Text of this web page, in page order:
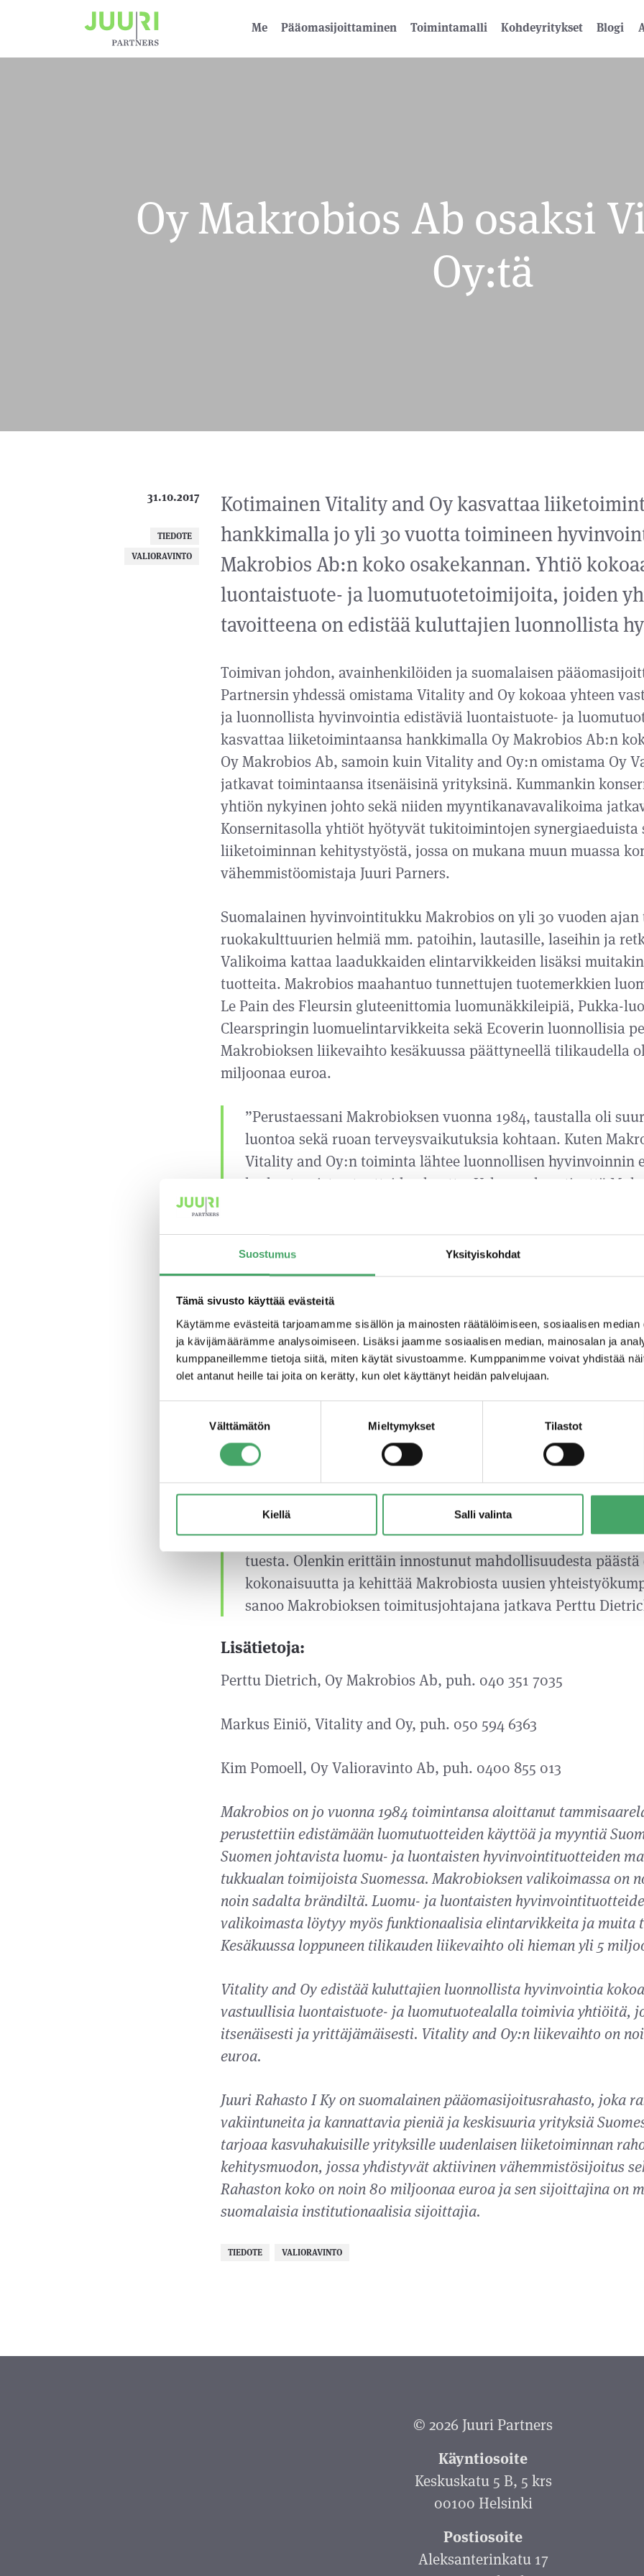
Suostumus Yksityiskohdat
Tämä sivusto käyttää evästeitä
Käytämme evästeitä tarjoamamme sisällön ja mainosten räätälöimiseen, sosiaalisen
ja kävijämäärämme analysoimiseen. Lisäksi jaamme sosiaalisen median, mainosalan ja
kumppaneillemme tietoja siitä, miten käytät sivustoamme. Kumppanimme voivat yhdistää
olet antanut heille tai joita on kerätty, kun olet käyttänyt heidän palvelujaan.
Välttämätön Mieltymykset Tilastot
Kiellä Salli valinta
Me Pääoma­sijoittaminen Toimintamalli Kohdeyritykset Blogi
Oy Makrobios Ab osaksi
Oy:tä
31.10.2017
TIEDOTE
VALIORAVINTO
Kotimainen Vitality and Oy kasvattaa
hankkimalla jo yli 30 vuotta toimineen
Makrobios Ab:n koko osakekannan. Yhtiö
luontaistuote- ja luomutuotetoimijoita, joiden
tavoitteena on edistää kuluttajien luonnollista
Toimivan johdon, avainhenkilöiden ja suomalaisen
Partnersin yhdessä omistama Vitality and Oy kokoaa yhteen
ja luonnollista hyvinvointia edistäviä luontaistuote- ja
kasvattaa liiketoimintaansa hankkimalla Oy Makrobios Ab:n
Oy Makrobios Ab, samoin kuin Vitality and Oy:n omistama Oy
jatkavat toimintaansa itsenäisinä yrityksinä. Kummankin
yhtiön nykyinen johto sekä niiden myyntikanavavalikoima
Konsernitasolla yhtiöt hyötyvät tukitoimintojen synergiaeduista
liiketoiminnan kehitystyöstä, jossa on mukana muun muassa
vähemmistöomistaja Juuri Parners.
Suomalainen hyvinvointitukku Makrobios on yli 30 vuoden
ruokakulttuurien helmiä mm. patoihin, lautasille, laseihin ja
Valikoima kattaa laadukkaiden elintarvikkeiden lisäksi
tuotteita. Makrobios maahantuo tunnettujen tuotemerkkien
Le Pain des Fleursin gluteenittomia luomunäkkileipiä, Pukka-
Clearspringin luomuelintarvikkeita sekä Ecoverin luonnollisia
Makrobioksen liikevaihto kesäkuussa päättyneellä tilikaudella
miljoonaa euroa.
”Perustaessani Makrobioksen vuonna 1984, taustalla oli
luontoa sekä ruoan terveysvaikutuksia kohtaan. Kuten
Vitality and Oy:n toiminta lähtee luonnollisen hyvinvoinnin
korkeatasoisten tuotteiden kautta. Uskon vahvasti, että
Vitality and Oy:tä pystyy vastaamaan entistä paremmin
Makrobioksen perustaja Henrik Nyberg, joka jatkaa Vitality
tuotekehityksessä neuvonantajan roolissa.
”Ihmisten kiinnostus ravinnon terveysvaikutuksia kohtaan
yhä useampi haluaa varmistua ravintonsa luonnollisesta ja
alkuperästä. Näihin muuttuviin kuluttajatarpeisiin
luomaan kokonaisuuden, jossa yhtiöt toimivat
kuluttajien luonnollisen hyvinvoinnin edistämiseksi.
Makrobioksen toimintaperiaatteet ja pitkät perinteet alalta,
ettei yhtiö voisi paremmin sopia konseptiimme”, iloitsee
hallituksen puheenjohtaja ja Juuri Partnersin osakas Markus
”Vitality and Oy:llä on äärimmäisen mielenkiintoinen
muuttuvaan kuluttajakysyntään ja uskon Makrobioksen
tuesta. Olenkin erittäin innostunut mahdollisuudesta päästä
kokonaisuutta ja kehittää Makrobiosta uusien
sanoo Makrobioksen toimitusjohtajana jatkava Perttu
Lisätietoja:
Perttu Dietrich, Oy Makrobios Ab, puh. 040 351 7035
Markus Einiö, Vitality and Oy, puh. 050 594 6363
Kim Pomoell, Oy Valioravinto Ab, puh. 0400 855 013
Makrobios on jo vuonna 1984 toimintansa aloittanut
perustettiin edistämään luomutuotteiden käyttöä ja myyntiä
Suomen johtavista luomu- ja luontaisten hyvinvointituotteiden
tukkualan toimijoista Suomessa. Makrobioksen valikoimassa on
noin sadalta brändiltä. Luomu- ja luontaisten
valikoimasta löytyy myös funktionaalisia elintarvikkeita ja muita
Kesäkuussa loppuneen tilikauden liikevaihto oli hieman yli 5
Vitality and Oy edistää kuluttajien luonnollista hyvinvointia
vastuullisia luontaistuote- ja luomutuotealalla toimivia yhtiöitä,
itsenäisesti ja yrittäjämäisesti. Vitality and Oy:n liikevaihto on
euroa.
Juuri Rahasto I Ky on suomalainen pääomasijoitusrahasto, joka
vakiintuneita ja kannattavia pieniä ja keskisuuria yrityksiä
tarjoaa kasvuhakuisille yrityksille uudenlaisen liiketoiminnan
kehitysmuodon, jossa yhdistyvät aktiivinen vähemmistösijoitus
Rahaston koko on noin 80 miljoonaa euroa ja sen sijoittajina on
suomalaisia institutionaalisia sijoittajia.
TIEDOTE VALIORAVINTO
© 2026 Juuri Partners
Käyntiosoite
Keskuskatu 5 B, 5 krs
00100 Helsinki
Postiosoite
Aleksanterinkatu 17